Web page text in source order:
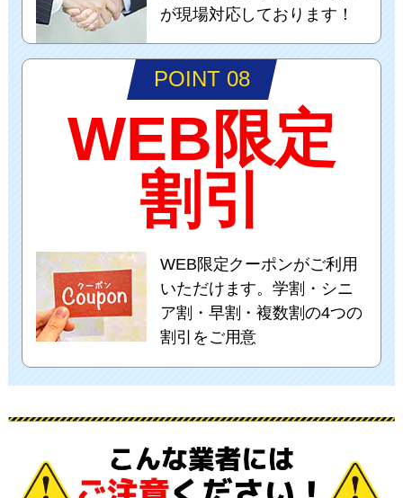
が現場対応しております！
POINT 08
WEB限定
割引
WEB限定クーポンがご利用
いただけます。学割・シニ
ア割・早割・複数割の4つの
割引をご用意